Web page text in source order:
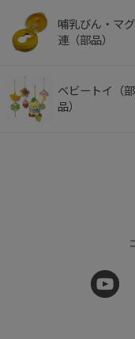
哺乳びん・マ
連（部品）
ベビートイ（部
品）